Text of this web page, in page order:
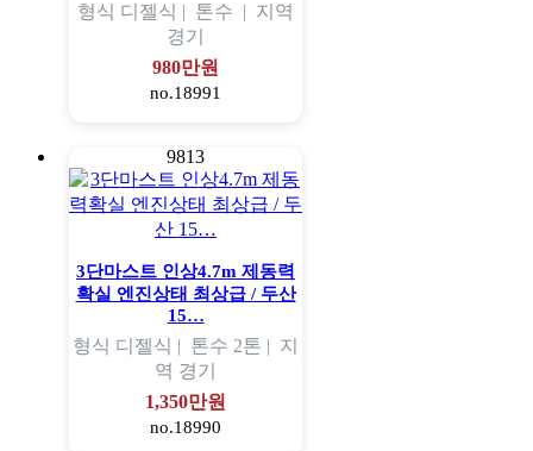
형식 디젤식 | 톤수 | 지역
경기
980만원
no.18991
9813
3단마스트 인상4.7m 제동력
확실 엔진상태 최상급 / 두산
15…
형식 디젤식 | 톤수 2톤 | 지
역 경기
1,350만원
no.18990